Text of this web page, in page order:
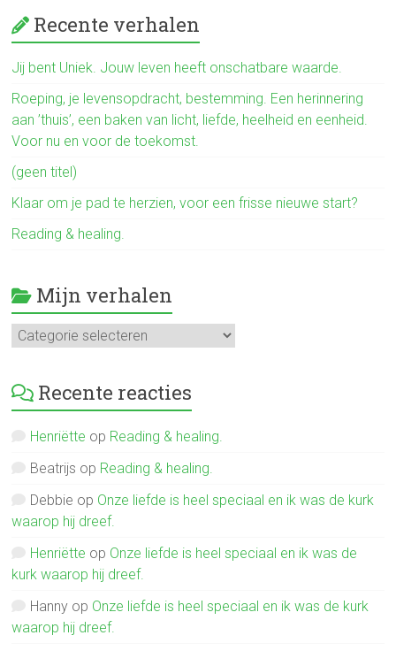
ce
b
o
ok
Recente verhalen
Jij bent Uniek. Jouw leven heeft onschatbare waarde.
Roeping, je levensopdracht, bestemming. Een herinnering
aan ’thuis’, een baken van licht, liefde, heelheid en eenheid.
Voor nu en voor de toekomst.
(geen titel)
Klaar om je pad te herzien, voor een frisse nieuwe start?
Reading & healing.
Mijn verhalen
Mijn
verhalen
Recente reacties
Henriëtte op Reading & healing.
Beatrijs op Reading & healing.
Debbie op Onze liefde is heel speciaal en ik was de kurk
waarop hij dreef.
Henriëtte op Onze liefde is heel speciaal en ik was de
kurk waarop hij dreef.
Hanny op Onze liefde is heel speciaal en ik was de kurk
waarop hij dreef.